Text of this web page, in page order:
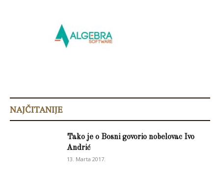
NAJČITANIJE
Tako je o Bosni govorio nobelovac Ivo
Andrić
13. Marta 2017.